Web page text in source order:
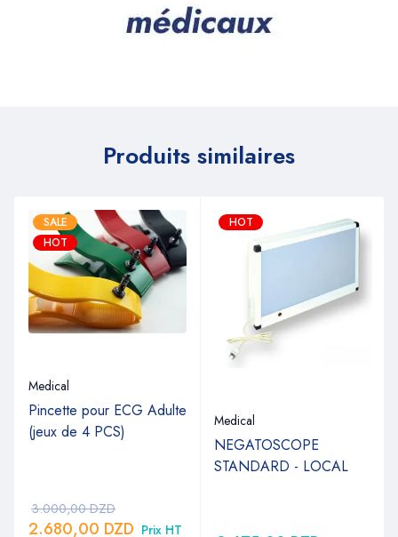
Produits similaires
SALE
HOT
Medical
Pincette pour ECG Adulte
(jeux de 4 PCS)
3.000,00DZD
2.680,00 DZD Prix HT
HOT
Medical
NEGATOSCOPE
STANDARD - LOCAL